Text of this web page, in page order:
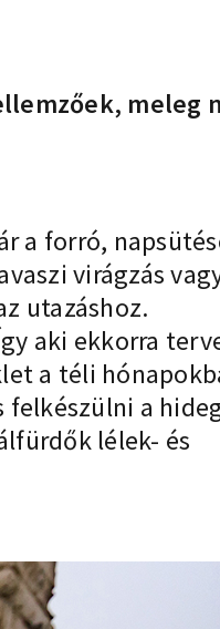
meleg
a forró,
virágzás
utazáshoz.
aki ekkorra
a téli
felkészülni a
lélek- és